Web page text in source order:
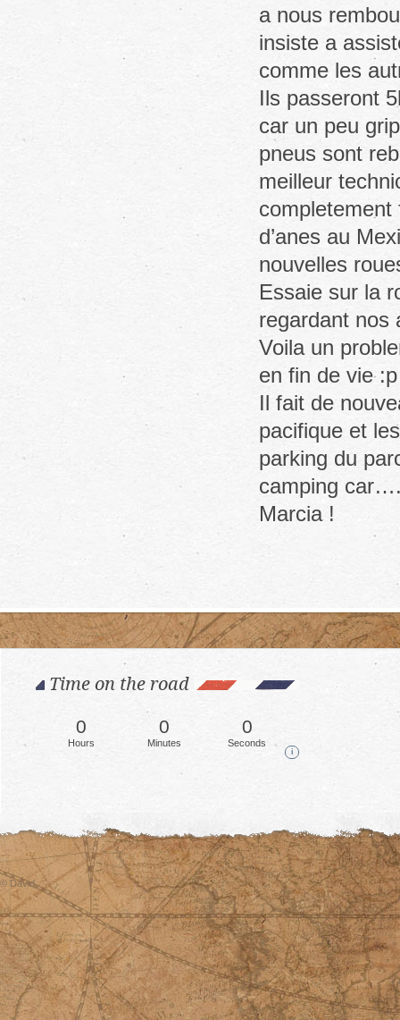
a nous
insiste a
comme les
Ils passeront
car un peu
pneus sont
meilleur
d’anes au
nouvelles
Essaie sur la
regardant nos
Voila un
en fin de vie :p
Il fait de
pacifique et
parking du
camping
Marcia !
Time on the road
0
Hours
0
Minutes
0
Seconds
i
© David